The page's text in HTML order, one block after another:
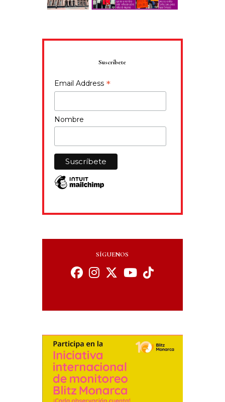
Suscríbete
Email Address *
Nombre
SÍGUENOS